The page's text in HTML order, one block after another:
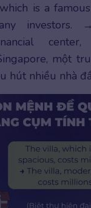
is a
investors.
một
hút nhiều nhà